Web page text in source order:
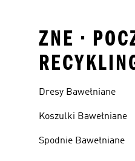
ZNE •
Dresy Bawełniane
Koszulki Bawełniane
Spodnie Bawełniane